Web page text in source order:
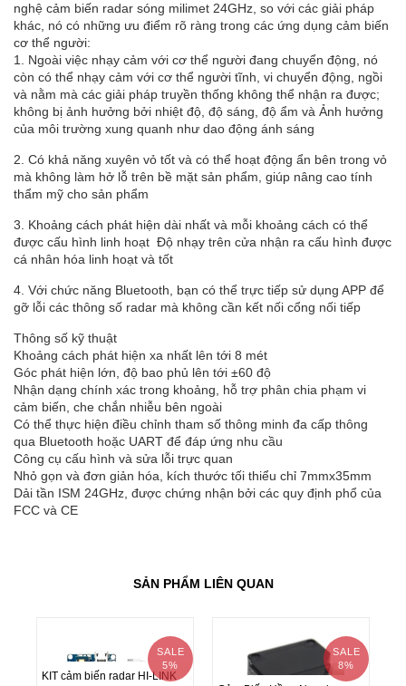
nghệ cảm biến radar sóng milimet 24GHz, so với các giải pháp
khác, nó có những ưu điểm rõ ràng trong các ứng dụng cảm biến
cơ thể người:
1. Ngoài việc nhạy cảm với cơ thể người đang chuyển động, nó
còn có thể nhạy cảm với cơ thể người tĩnh, vi chuyển động, ngồi
và nằm mà các giải pháp truyền thống không thể nhận ra được;
không bị ảnh hưởng bởi nhiệt độ, độ sáng, độ ẩm và Ảnh hưởng
của môi trường xung quanh như dao động ánh sáng
2. Có khả năng xuyên vỏ tốt và có thể hoạt động ẩn bên trong vỏ
mà không làm hở lỗ trên bề mặt sản phẩm, giúp nâng cao tính
thẩm mỹ cho sản phẩm
3. Khoảng cách phát hiện dài nhất và mỗi khoảng cách có thể
được cấu hình linh hoạt Độ nhạy trên cửa nhận ra cấu hình được
cá nhân hóa linh hoạt và tốt
4. Với chức năng Bluetooth, bạn có thể trực tiếp sử dụng APP để
gỡ lỗi các thông số radar mà không cần kết nối cổng nối tiếp
Thông số kỹ thuật
Khoảng cách phát hiện xa nhất lên tới 8 mét
Góc phát hiện lớn, độ bao phủ lên tới ±60 độ
Nhận dạng chính xác trong khoảng, hỗ trợ phân chia phạm vi
cảm biến, che chắn nhiễu bên ngoài
Có thể thực hiện điều chỉnh tham số thông minh đa cấp thông
qua Bluetooth hoặc UART để đáp ứng nhu cầu
Công cụ cấu hình và sửa lỗi trực quan
Nhỏ gọn và đơn giản hóa, kích thước tối thiểu chỉ 7mmx35mm
Dải tần ISM 24GHz, được chứng nhận bởi các quy định phổ của
FCC và CE
SẢN PHẨM LIÊN QUAN
SALE
5%
KIT cảm biến radar HI-LINK
SALE
8%